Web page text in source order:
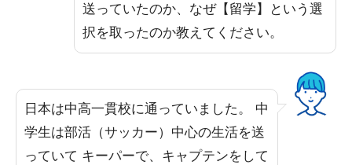
送っていたのか、なぜ【留学】という選
択を取ったのか教えてください。
日本は中高一貫校に通っていました。 中
学生は部活（サッカー）中心の生活を送
っていて キーパーで、キャプテンをして